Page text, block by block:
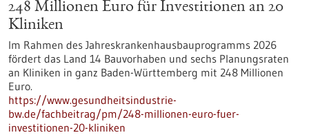
248 Millionen Euro für Investitionen an 20
Kliniken
Im Rahmen des Jahreskrankenhausbauprogramms 2026
fördert das Land 14 Bauvorhaben und sechs Planungsraten
an Kliniken in ganz Baden-Württemberg mit 248 Millionen
Euro.
https://www.gesundheitsindustrie-
bw.de/fachbeitrag/pm/248-millionen-euro-fuer-
investitionen-20-kliniken